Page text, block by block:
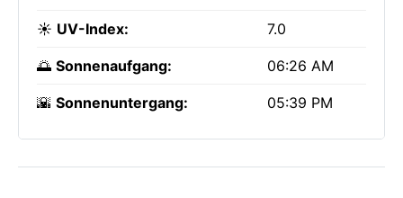
☀️ UV-Index: 7.0
🌅 Sonnenaufgang: 06:26 AM
🌇 Sonnenuntergang: 05:39 PM